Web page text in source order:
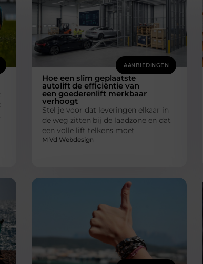
AANBIEDINGEN
Hoe een slim geplaatste
autolift de efficiëntie van
een goederenlift merkbaar
verhoogt
Stel je voor dat leveringen elkaar in
de weg zitten bij de laadzone en dat
een volle lift telkens moet
M Vd Webdesign